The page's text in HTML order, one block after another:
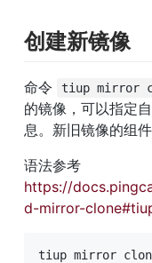
创建新镜像
命令 tiup mirror
的镜像，可以指定
息。新旧镜像的组
语法参考
https://
d-mirror-
tiup mirror